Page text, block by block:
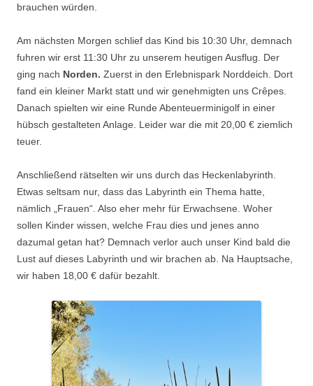
brauchen würden.
Am nächsten Morgen schlief das Kind bis 10:30 Uhr, demnach
fuhren wir erst 11:30 Uhr zu unserem heutigen Ausflug. Der
ging nach Norden. Zuerst in den Erlebnispark Norddeich. Dort
fand ein kleiner Markt statt und wir genehmigten uns Crêpes.
Danach spielten wir eine Runde Abenteuerminigolf in einer
hübsch gestalteten Anlage. Leider war die mit 20,00 € ziemlich
teuer.
Anschließend rätselten wir uns durch das Heckenlabyrinth.
Etwas seltsam nur, dass das Labyrinth ein Thema hatte,
nämlich „Frauen“. Also eher mehr für Erwachsene. Woher
sollen Kinder wissen, welche Frau dies und jenes anno
dazumal getan hat? Demnach verlor auch unser Kind bald die
Lust auf dieses Labyrinth und wir brachen ab. Na Hauptsache,
wir haben 18,00 € dafür bezahlt.